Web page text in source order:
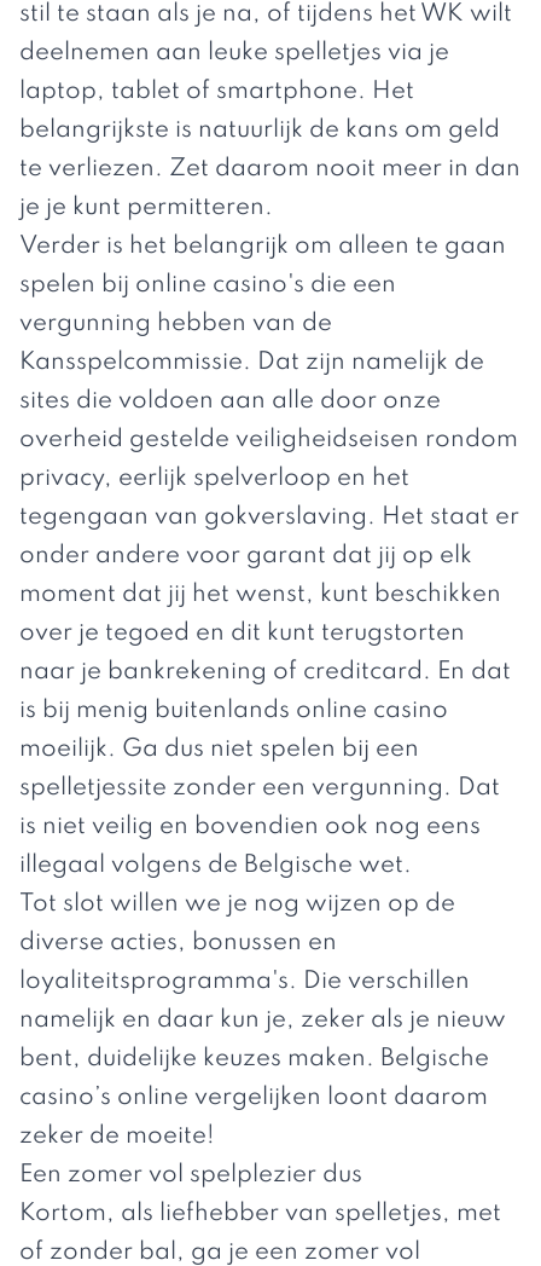
stil te staan als je na, of tijdens het WK wilt
deelnemen aan leuke spelletjes via je
laptop, tablet of smartphone. Het
belangrijkste is natuurlijk de kans om geld
te verliezen. Zet daarom nooit meer in dan
je je kunt permitteren.
Verder is het belangrijk om alleen te gaan
spelen bij online casino's die een
vergunning hebben van de
Kansspelcommissie. Dat zijn namelijk de
sites die voldoen aan alle door onze
overheid gestelde veiligheidseisen rondom
privacy, eerlijk spelverloop en het
tegengaan van gokverslaving. Het staat er
onder andere voor garant dat jij op elk
moment dat jij het wenst, kunt beschikken
over je tegoed en dit kunt terugstorten
naar je bankrekening of creditcard. En dat
is bij menig buitenlands online casino
moeilijk. Ga dus niet spelen bij een
spelletjessite zonder een vergunning. Dat
is niet veilig en bovendien ook nog eens
illegaal volgens de Belgische wet.
Tot slot willen we je nog wijzen op de
diverse acties, bonussen en
loyaliteitsprogramma's. Die verschillen
namelijk en daar kun je, zeker als je nieuw
bent, duidelijke keuzes maken. Belgische
casino’s online vergelijken loont daarom
zeker de moeite!
Een zomer vol spelplezier dus
Kortom, als liefhebber van spelletjes, met
of zonder bal, ga je een zomer vol